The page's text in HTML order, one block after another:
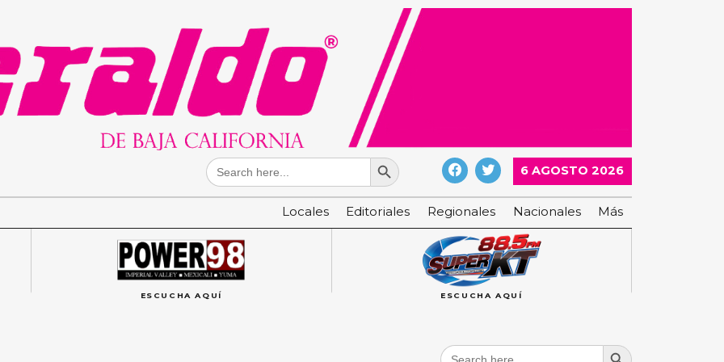
Search
for:
Search Button
6 AGOSTO 2026
Locales Editoriales Regionales Nacionales Más
ESCUCHA AQUÍ ESCUCHA AQUÍ
Search
Search Button